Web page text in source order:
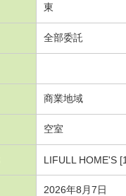
東
全部委託
商業地域
空室
LIFULL HOME'S
2026年8月7日